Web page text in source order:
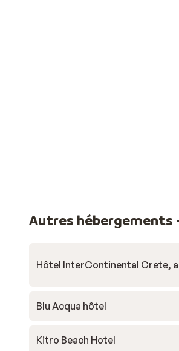
Autres hébergements
Hôtel InterContinental Crete,
Blu Acqua hôtel
Kitro Beach Hotel